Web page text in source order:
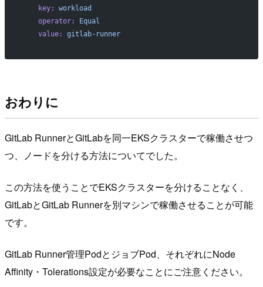
    key:
workload
    operator:
Equal
    value:
gitlab-runner
おわりに
GitLab RunnerとGitLabを同一EKSクラスターで稼働させつ
つ、ノードを分ける方法についてでした。
この方法を使うことでEKSクラスターを分けることなく、
GitLabとGitLab Runnerを別マシンで稼働させることが可能
です。
GitLab Runner管理PodとジョブPod、それぞれにNode
Affinity・Tolerations設定が必要なことにご注意ください。